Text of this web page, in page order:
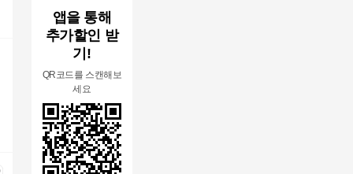
앱을 통해
추가할인 받
기!
QR코드를 스캔해보
세요